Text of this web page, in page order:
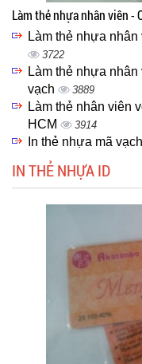
Làm thẻ nhựa nhân viên -
Làm thẻ nhựa
3722
Làm thẻ nhựa
vạch
3889
Làm thẻ nhân viên
HCM
3914
In thẻ nhựa mã
IN THẺ NHỰA ID